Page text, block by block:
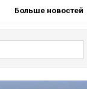
Больше новостей